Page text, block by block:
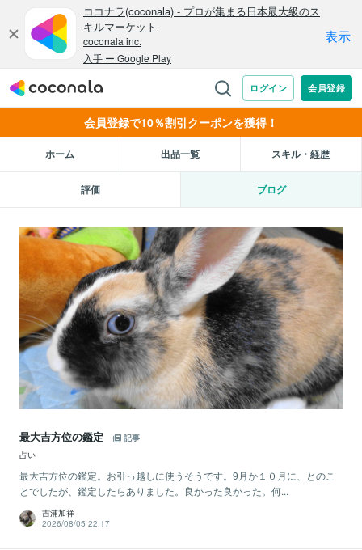
会員登録で10％割引クーポンを獲得！
ホーム 出品一覧 スキル・経歴
評価 ブログ
最大吉方位の鑑定
記事
占い
最大吉方位の鑑定。お引っ越しに使うそうです。9月か１０月に、とのこ
とでしたが、鑑定したらありました。良かった良かった。何...
吉浦加祥
2026/08/05 22:17